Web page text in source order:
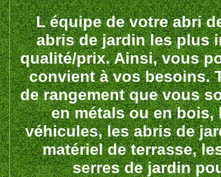
L équipe de votre abri
abris de jardin les plus
qualité/prix. Ainsi, vous
convient à vos besoins.
de rangement que vous
en métals ou en
véhicules, les abris de
matériel de terrasse,
serres de jardin